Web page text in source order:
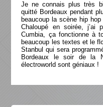
Je ne connais plus très
quitté Bordeaux pendant
beaucoup la scène hip
Chaloupé en soirée, j’ai
Cumbia, ça fonctionne à
beaucoup les textes et le
Stanbul qui sera
Bordeaux le soir de la
électroworld sont géniaux !